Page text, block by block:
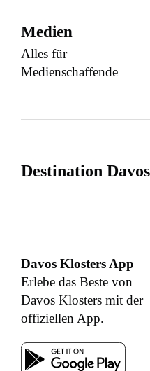
Medien
Alles für
Medienschaffende
Destination
Davos Klosters App
Erlebe das Beste von
Davos Klosters mit der
offiziellen App.